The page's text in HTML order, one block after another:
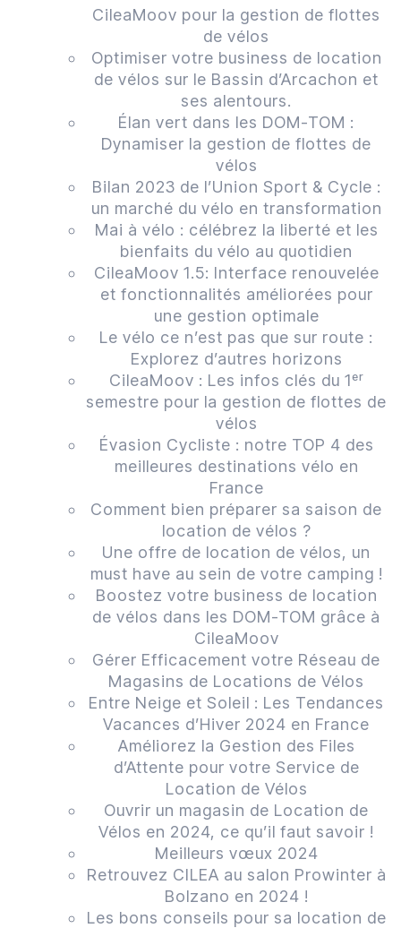
CileaMoov pour la gestion de flottes
de vélos
Optimiser votre business de location
de vélos sur le Bassin d’Arcachon et
ses alentours.
Élan vert dans les DOM-TOM :
Dynamiser la gestion de flottes de
vélos
Bilan 2023 de l’Union Sport & Cycle :
un marché du vélo en transformation
Mai à vélo : célébrez la liberté et les
bienfaits du vélo au quotidien
CileaMoov 1.5: Interface renouvelée
et fonctionnalités améliorées pour
une gestion optimale
Le vélo ce n’est pas que sur route :
Explorez d’autres horizons
CileaMoov : Les infos clés du 1ᵉʳ
semestre pour la gestion de flottes de
vélos
Évasion Cycliste : notre TOP 4 des
meilleures destinations vélo en
France
Comment bien préparer sa saison de
location de vélos ?
Une offre de location de vélos, un
must have au sein de votre camping !
Boostez votre business de location
de vélos dans les DOM-TOM grâce à
CileaMoov
Gérer Efficacement votre Réseau de
Magasins de Locations de Vélos
Entre Neige et Soleil : Les Tendances
Vacances d’Hiver 2024 en France
Améliorez la Gestion des Files
d’Attente pour votre Service de
Location de Vélos
Ouvrir un magasin de Location de
Vélos en 2024, ce qu’il faut savoir !
Meilleurs vœux 2024
Retrouvez CILEA au salon Prowinter à
Bolzano en 2024 !
Les bons conseils pour sa location de